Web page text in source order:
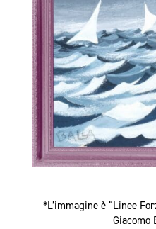
*L’immagine è “Linee
Giacomo